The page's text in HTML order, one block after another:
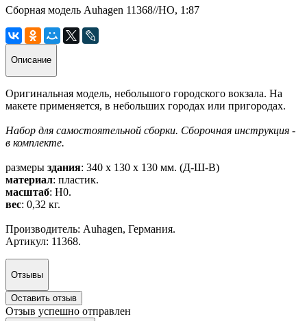
Сборная модель Auhagen 11368//HO, 1:87
Описание
Оригинальная модель, небольшого городского вокзала. На
макете применяется, в небольших городах или пригородах.
Набор для самостоятельной сборки. Сборочная инструкция -
в комплекте.
размеры здания: 340 x 130 x 130 мм. (Д-Ш-В)
материал: пластик.
масштаб: H0.
вес: 0,32 кг.
Производитель: Auhagen, Германия.
Артикул: 11368.
Отзывы
Оставить отзыв
Отзыв успешно отправлен